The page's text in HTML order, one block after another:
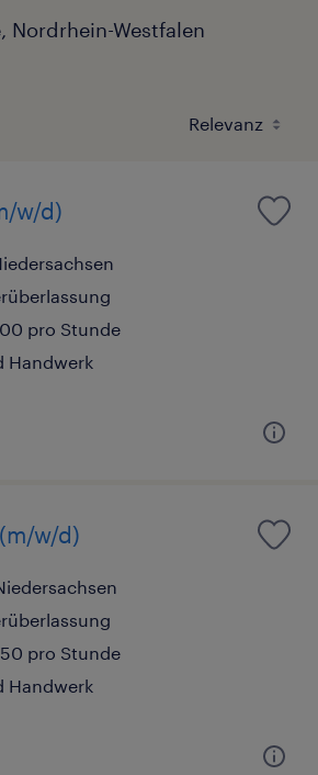
Nordrhein-Westfalen
w/d)
pro Stunde
Handwerk
w/d)
pro Stunde
Handwerk